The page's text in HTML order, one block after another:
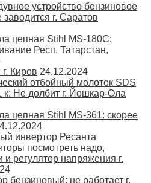
устройство бензиновое
г. Саратов
цепная Stihl MS-180С:
Респ. Татарстан,
Киров 24.12.2024
отбойный молоток SDS
к: Не долбит г. Йошкар-Ола
цепная Stihl MS-361: скорее
инвертор Ресанта
посмотреть надо,
и регулятор напряжения г.
бензиновый: не работает г.